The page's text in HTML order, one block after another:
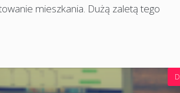
mieszkania. Dużą zaletą tego